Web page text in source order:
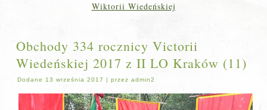
Wiktorii Wiedeńskiej
Obchody 334 rocznicy Victorii
Wiedeńskiej 2017 z II LO Kraków (11)
Dodane 13 września 2017 |przez admin2